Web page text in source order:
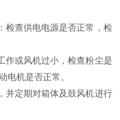
检查供电电源是否正常，检
作或风机过小，检查粉尘是
机是否正常。
并定期对箱体及鼓风机进行
。